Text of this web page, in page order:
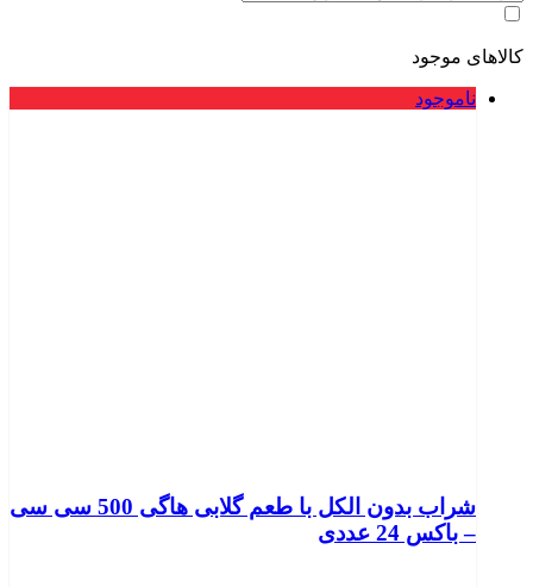
کالاهای موجود
ناموجود
شراب بدون الکل با طعم گلابی هاگی 500 سی سی
– باکس 24 عددی